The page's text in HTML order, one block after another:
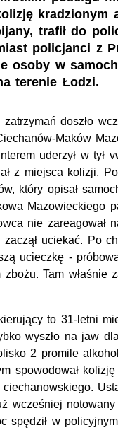
kradzionym
trafił do
policjanci z
osoby w
terenie Łodzi.
doszło
Maków
uderzył w tył
z miejsca kolizji.
który opisał
Mazowieckiego
nie zareagował
uciekać. Po
ucieczkę -
Tam właśnie
to 31-letni
wyszło na jaw
2 promile
spowodował kolizję
wcześniej
spędził w